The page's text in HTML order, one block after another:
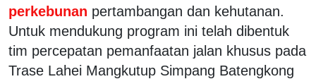
perkebunan pertambangan dan kehutanan.
Untuk mendukung program ini telah dibentuk
tim percepatan pemanfaatan jalan khusus pada
Trase Lahei Mangkutup Simpang Batengkong